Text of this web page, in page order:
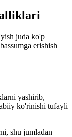
juda ko'p
erishish
yashirib,
ko'rinishi tufayli
shu jumladan